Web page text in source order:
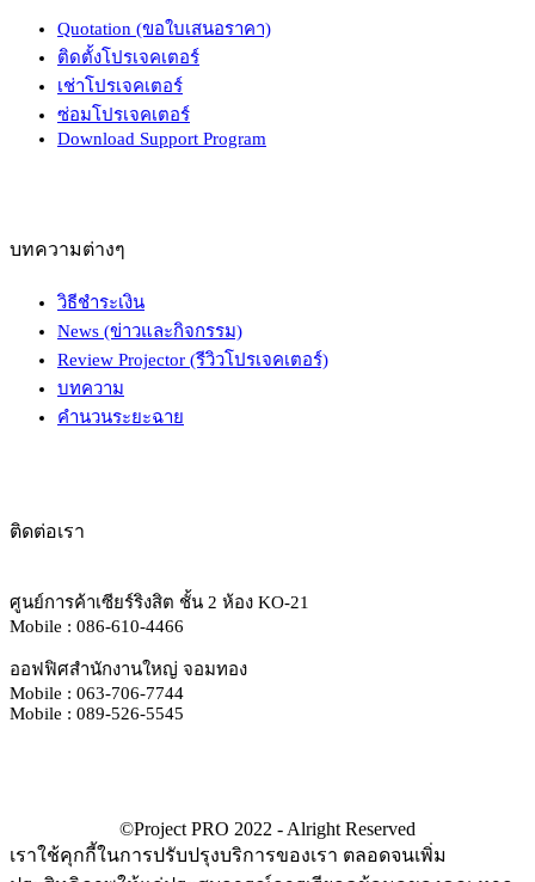
Quotation (ขอใบเสนอราคา)
ติดตั้งโปรเจคเตอร์
เช่าโปรเจคเตอร์
ซ่อมโปรเจคเตอร์
Download Support Program
บทความต่างๆ
วิธีชำระเงิน
News (ข่าวและกิจกรรม)
Review Projector (รีวิวโปรเจคเตอร์)
บทความ
คำนวนระยะฉาย
ติดต่อเรา
ศูนย์การค้าเซียร์ริงสิต ชั้น 2 ห้อง KO-21
Mobile : 086-610-4466
ออฟฟิศสำนักงานใหญ่ จอมทอง
Mobile : 063-706-7744
Mobile : 089-526-5545
เราใช้คุกกี้ในการปรับปรุงบริการของเรา ตลอดจนเพิ่ม